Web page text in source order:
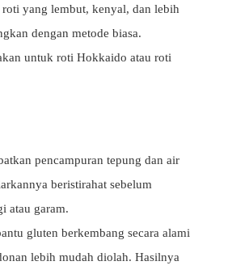
yang lembut, kenyal, dan lebih
dengan metode biasa.
untuk roti Hokkaido atau roti
pencampuran tepung dan air
beristirahat sebelum
atau garam.
gluten berkembang secara alami
lebih mudah diolah. Hasilnya